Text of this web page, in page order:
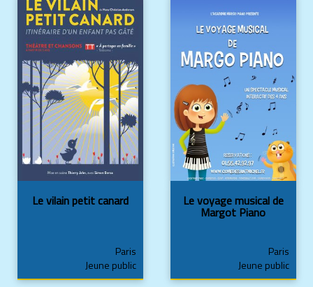
Le vilain petit canard
Paris
Jeune public
Le voyage musical de
Margot Piano
Paris
Jeune public